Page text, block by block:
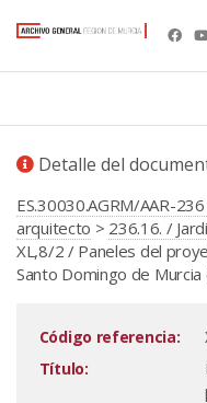
Detalle del
ES.30030.AGRM/AAR-
arquitecto > 236.16. /
XL,8/2 / Paneles del
Santo Domingo de
Código referencia:
Título: